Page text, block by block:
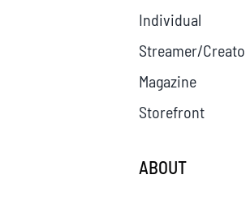
Individual
Streamer/
Magazine
Storefront
ABOUT